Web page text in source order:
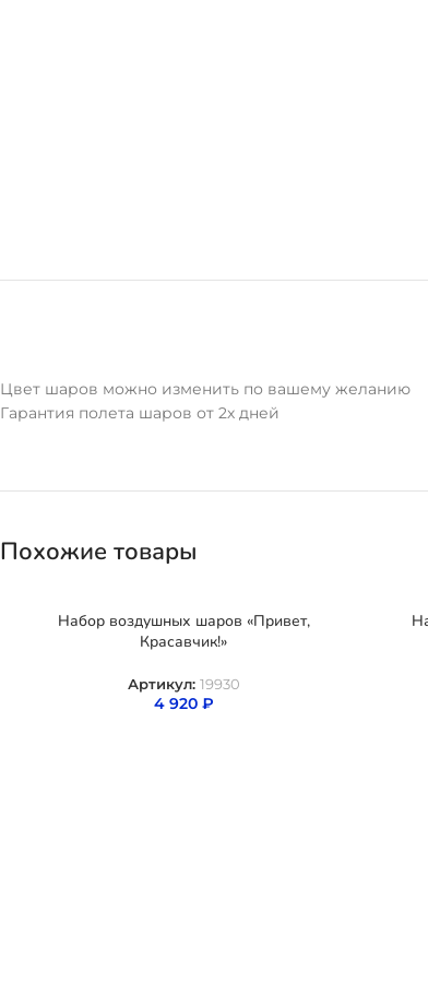
Цвет шаров можно изменить по вашему желанию
Гарантия полета шаров от 2х дней
Похожие товары
Набор воздушных шаров «Привет,
Красавчик!»
Артикул: 19930
4 920 ₽